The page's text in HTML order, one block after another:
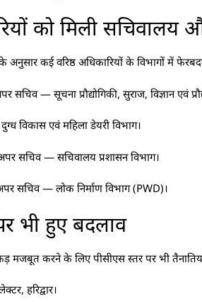
को मिली सचिवालय
के अनुसार कई वरिष्ठ अधिकारियों के विभागों में
सचिव — सूचना प्रौद्योगिकी, सुराज, विज्ञान एवं
विकास एवं महिला डेयरी विभाग।
सचिव — सचिवालय प्रशासन विभाग।
सचिव — लोक निर्माण विभाग (PWD)।
भी हुए बदलाव
मजबूत करने के लिए पीसीएस स्तर पर भी
हरिद्वार।